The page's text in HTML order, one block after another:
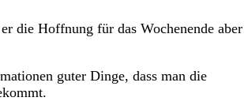
die Hoffnung für das Wochenende aber
guter Dinge, dass man die